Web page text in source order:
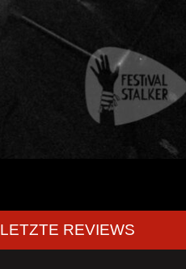
LETZTE REVIEWS